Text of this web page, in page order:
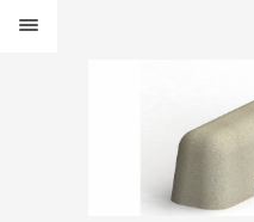
Banquettes Design
Banquettes Classic